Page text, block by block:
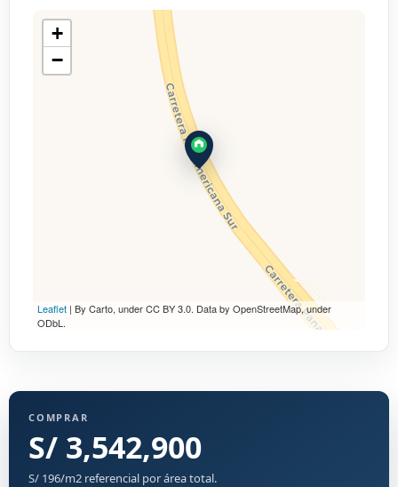
+
−
Leaflet | By Carto, under CC BY 3.0. Data by OpenStreetMap, under
ODbL.
COMPRAR
S/ 3,542,900
S/ 196/m2 referencial por área total.